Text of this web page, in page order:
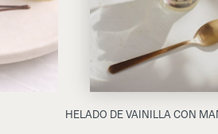
HELADO DE VAINILLA CON